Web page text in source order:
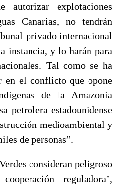
autorizar explotaciones
Canarias, no tendrán
privado internacional
instancia, y lo harán para
Tal como se ha
en el conflicto que opone
de la Amazonía
petrolera estadounidense
medioambiental y
de personas”.
consideran peligroso
reguladora’,